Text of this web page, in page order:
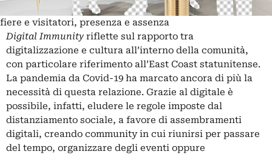
fiere e visitatori, presenza e assenza
Digital Immunity riflette sul rapporto tra
digitalizzazione e cultura all’interno della comunità,
con particolare riferimento all’East Coast statunitense.
La pandemia da Covid-19 ha marcato ancora di più la
necessità di questa relazione. Grazie al digitale è
possibile, infatti, eludere le regole imposte dal
distanziamento sociale, a favore di assembramenti
digitali, creando community in cui riunirsi per passare
del tempo, organizzare degli eventi oppure